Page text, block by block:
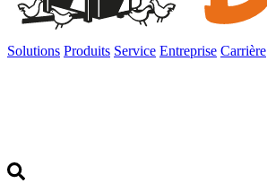
Solutions Produits Service Entreprise Carrière